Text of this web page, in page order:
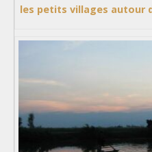
les petits villages autour